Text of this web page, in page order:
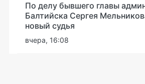
По делу бывшего главы
Балтийска Сергея
новый судья
вчера, 16:08